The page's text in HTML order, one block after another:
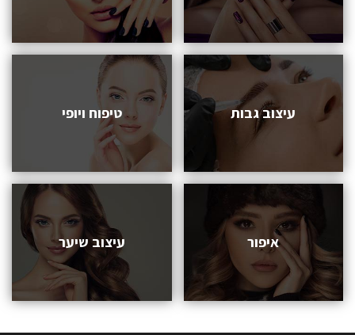
עיצוב גבות טיפוח ויופי
איפור עיצוב שיער